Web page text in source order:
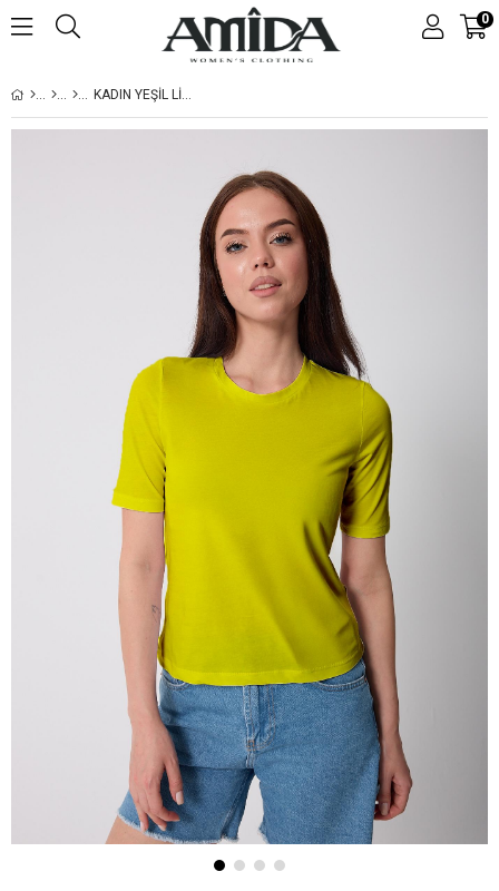
0
KADIN YEŞIL LIKRALI YARIM KOLLU BASIC T-SHIRT - 2524